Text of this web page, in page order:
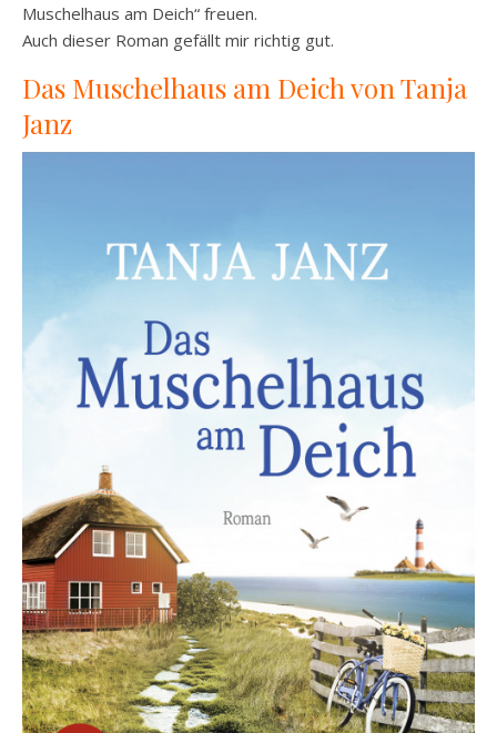
Muschelhaus am Deich“ freuen.
Auch dieser Roman gefällt mir richtig gut.
Das Muschelhaus am Deich von Tanja
Janz